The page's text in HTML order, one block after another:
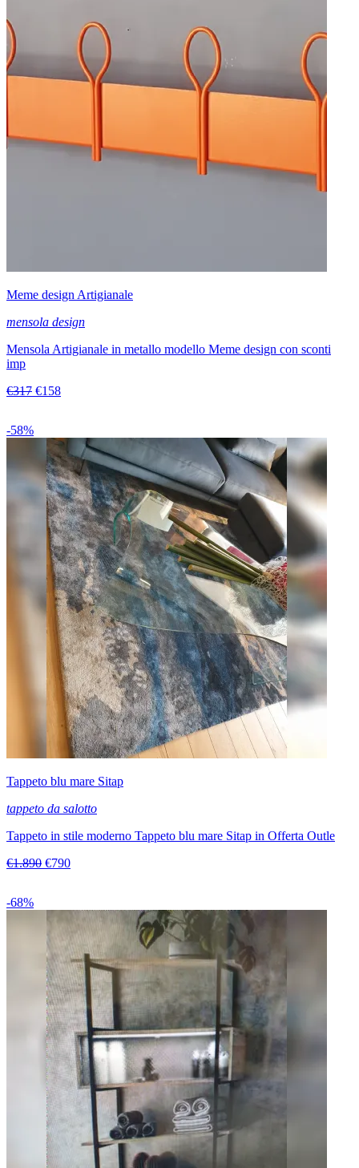
Meme design Artigianale
mensola design
Mensola Artigianale in metallo modello Meme design con sconti
imp
€317 €158
-58%
Tappeto blu mare Sitap
tappeto da salotto
Tappeto in stile moderno Tappeto blu mare Sitap in Offerta Outle
€1.890 €790
-68%